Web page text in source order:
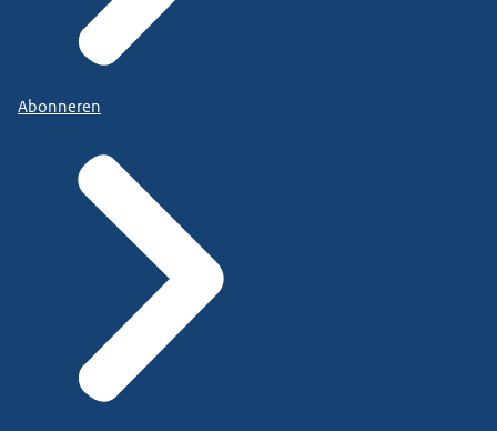
Abonneren